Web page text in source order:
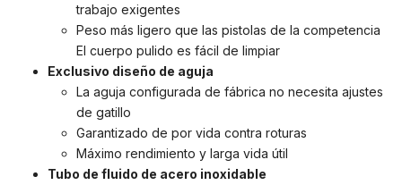
trabajo exigentes
Peso más ligero que las pistolas de la competencia
El cuerpo pulido es fácil de limpiar
Exclusivo diseño de aguja
La aguja configurada de fábrica no necesita ajustes
de gatillo
Garantizado de por vida contra roturas
Máximo rendimiento y larga vida útil
Tubo de fluido de acero inoxidable